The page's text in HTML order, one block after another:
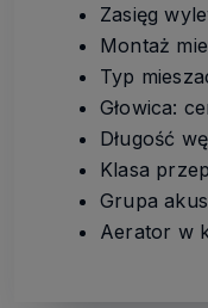
Zasięg
Montaż
Typ
Głowica:
Długość
Klasa
Grupa
Aerator w